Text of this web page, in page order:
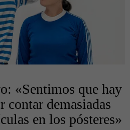
«Sentimos que hay
contar demasiadas
en los pósteres»